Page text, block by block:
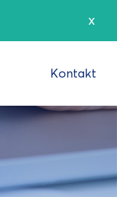
x
Kontakt